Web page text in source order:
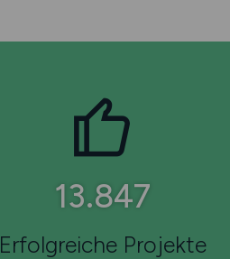
22.066
Erfolgreiche Projekte